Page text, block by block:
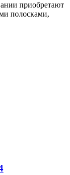
приобретают
полосками,